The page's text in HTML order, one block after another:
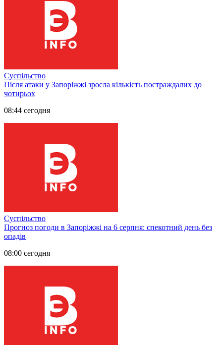
Суспільство
Після атаки у Запоріжжі зросла кількість постраждалих до
чотирьох
08:44 сегодня
Суспільство
Прогноз погоди в Запоріжжі на 6 серпня: спекотний день без
опадів
08:00 сегодня